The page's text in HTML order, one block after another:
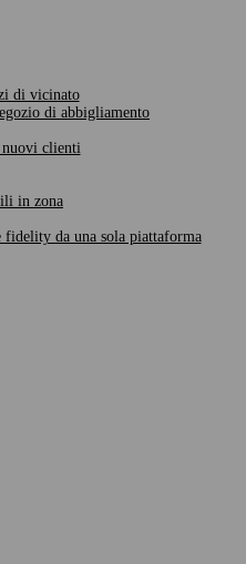
di vicinato
di abbigliamento
nuovi clienti
in zona
fidelity da una sola piattaforma